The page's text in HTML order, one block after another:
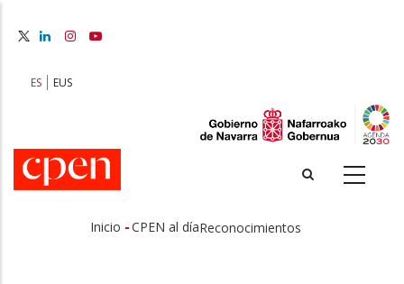
principal
ES EUS
Inicio -CPEN al díaReconocimientos